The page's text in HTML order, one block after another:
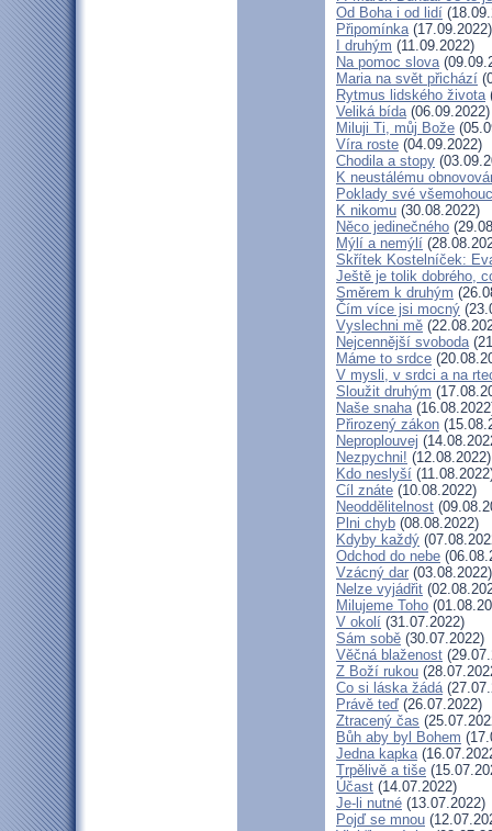
Od Boha i od lidí
Připomínka(17.09.2022)
I druhým (11.09.2022)
Na pomoc slova
Maria na svět přichází
Rytmus lidského života
Veliká bída(06.09.2022)
Miluji Ti, můj Bože
Víra roste (04.09.2022)
Chodila a stopy
K neustálému
Poklady své
K nikomu (30.08.2022)
Něco jedinečného
Mýlí a nemýlí
Skřítek Kostelníček:
Ještě je tolik dobrého,
Směrem k druhým
Čím více jsi mocný
Vyslechni mě
Nejcennější svoboda
Máme to srdce
V mysli, v srdci a na
Sloužit druhým
Naše snaha
Přirozený zákon
Neproplouvej
Nezpychni! (12.08.2022)
Kdo neslyší
Cíl znáte (10.08.2022)
Neoddělitelnost
Plni chyb (08.08.2022)
Kdyby každý
Odchod do nebe
Vzácný dar (03.08.2022)
Nelze vyjádřit
Milujeme Toho
V okolí (31.07.2022)
Sám sobě (30.07.2022)
Věčná blaženost
Z Boží rukou
Co si láska žádá
Právě teď (26.07.2022)
Ztracený čas
Bůh aby byl Bohem
Jedna kapka
Trpělivě a tiše
Účast (14.07.2022)
Je-li nutné (13.07.2022)
Pojď se mnou